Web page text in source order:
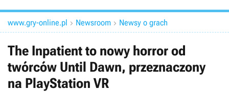
www.gry-online.pl  Newsroom  Newsy o grach
The Inpatient to nowy horror od
twórców Until Dawn, przeznaczony
na PlayStation VR